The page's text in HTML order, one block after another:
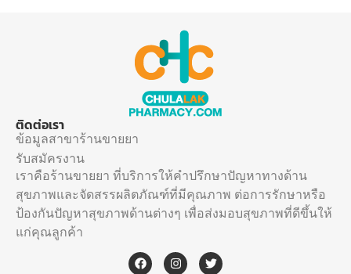
ติดต่อเรา
ข้อมูลสาขาร้านขายยา
รับสมัครงาน
เราคือร้านขายยา ที่บริการให้คำปรึกษาปัญหาทางด้าน
สุขภาพและจัดสรรผลิตภัณฑ์ที่มีคุณภาพ ต่อการรักษาหรือ
ป้องกันปัญหาสุขภาพด้านต่างๆ เพื่อส่งมอบสุขภาพที่ดีขึ้นให้
แก่คุณลูกค้า